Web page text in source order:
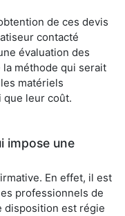
de ces devis
contacté
évaluation des
méthode qui serait
matériels
que leur coût.
impose une
En effet, il est
professionnels de
disposition est régie